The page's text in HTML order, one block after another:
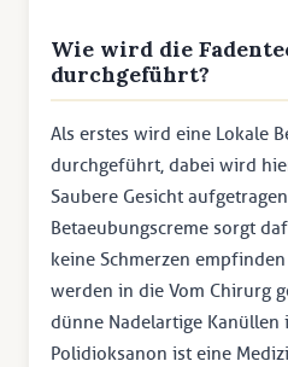
Wie wird die
durchgeführt?
Als erstes wird eine Lokale
durchgeführt, dabei wird
Saubere Gesicht
Betaeubungscreme sorgt
keine Schmerzen
werden in die Vom Chirurg
dünne Nadelartige Kanüllen
Polidioksanon ist eine